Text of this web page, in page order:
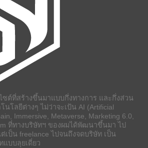
ไซต์ที่สร้างขึ้นมาแบบกึ่งทางการ และกึ่งส่วน
นโลยีต่างๆ ไม่ว่าจะเป้น AI (Artificial
Immersive, Metaverse, Marketing 6.0,
ที่ทางบริษัทฯ ของผมได้พัฒนาขึ้นมา ไป
เป็น freelance ไปจนถึงจดบริษัท เป็น
แบบลุยเดี่ยว